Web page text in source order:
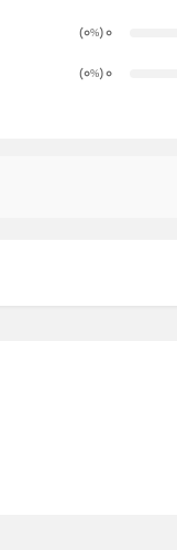
0
(0
%
)
0
(0
%
)